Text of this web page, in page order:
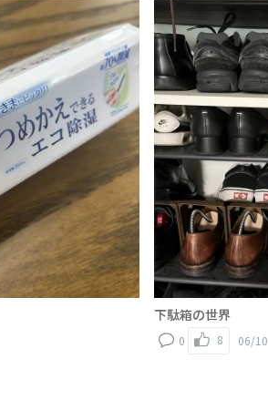
下駄箱の世界
0 8 06/10